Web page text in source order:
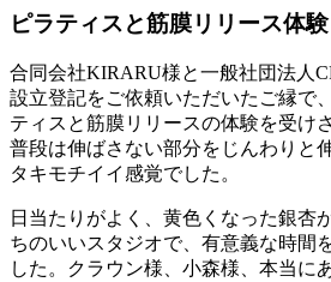
ピラティスと筋膜リリース体験
合同会社KIRARU様と一般社団法人
設立登記をご依頼いただいたご縁で
ティスと筋膜リリースの体験を受け
普段は伸ばさない部分をじんわりと
タキモチイイ感覚でした。
日当たりがよく、黄色くなった銀杏
ちのいいスタジオで、有意義な時間
した。クラウン様、小森様、本当に